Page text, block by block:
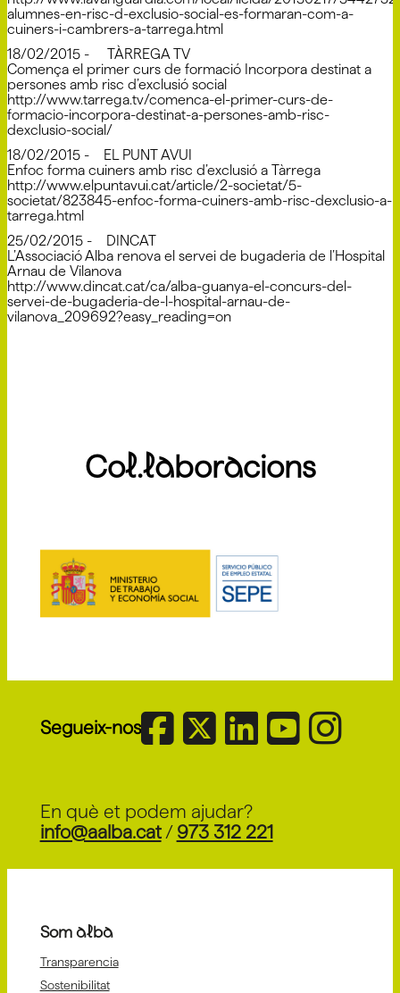
alumnes-en-risc-d-exclusio-social-es-formaran-com-a-
cuiners-i-cambrers-a-tarrega.html
18/02/2015 - TÀRREGA TV
Comença el primer curs de formació Incorpora destinat a
persones amb risc d’exclusió social
http://www.tarrega.tv/comenca-el-primer-curs-de-
formacio-incorpora-destinat-a-persones-amb-risc-
dexclusio-social/
18/02/2015 - EL PUNT AVUI
Enfoc forma cuiners amb risc d’exclusió a Tàrrega
http://www.elpuntavui.cat/article/2-societat/5-
societat/823845-enfoc-forma-cuiners-amb-risc-dexclusio-a-
tarrega.html
25/02/2015 - DINCAT
L’Associació Alba renova el servei de bugaderia de l’Hospital
Arnau de Vilanova
http://www.dincat.cat/ca/alba-guanya-el-concurs-del-
servei-de-bugaderia-de-l-hospital-arnau-de-
vilanova_209692?easy_reading=on
Col.laboracions
Segueix-nos
En què et podem ajudar?
info@aalba.cat/ 973 312 221
Som alba
Transparencia
Sostenibilitat